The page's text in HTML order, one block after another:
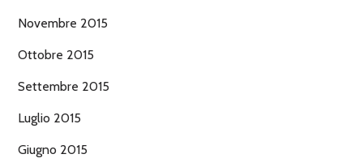
Novembre 2015
Ottobre 2015
Settembre 2015
Luglio 2015
Giugno 2015